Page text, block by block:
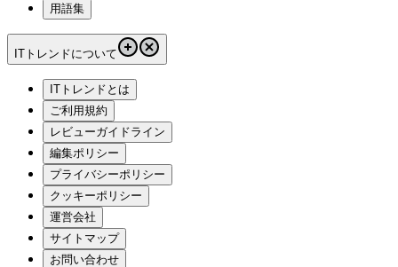
用語集
ITトレンドについて
ITトレンドとは
ご利用規約
レビューガイドライン
編集ポリシー
プライバシーポリシー
クッキーポリシー
運営会社
サイトマップ
お問い合わせ